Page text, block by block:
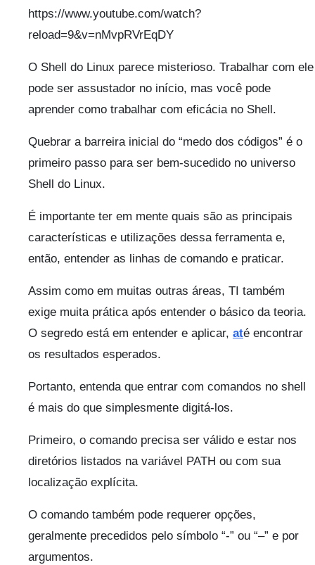
https://www.youtube.com/watch?
reload=9&v=nMvpRVrEqDY
O Shell do Linux parece misterioso. Trabalhar com ele
pode ser assustador no início, mas você pode
aprender como trabalhar com eficácia no Shell.
Quebrar a barreira inicial do “medo dos códigos” é o
primeiro passo para ser bem-sucedido no universo
Shell do Linux.
É importante ter em mente quais são as principais
características e utilizações dessa ferramenta e,
então, entender as linhas de comando e praticar.
Assim como em muitas outras áreas, TI também
exige muita prática após entender o básico da teoria.
O segredo está em entender e aplicar, até encontrar
os resultados esperados.
Portanto, entenda que entrar com comandos no shell
é mais do que simplesmente digitá-los.
Primeiro, o comando precisa ser válido e estar nos
diretórios listados na variável PATH ou com sua
localização explícita.
O comando também pode requerer opções,
geralmente precedidos pelo símbolo “-” ou “–” e por
argumentos.